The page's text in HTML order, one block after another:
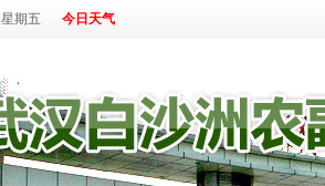
期五 今日天气